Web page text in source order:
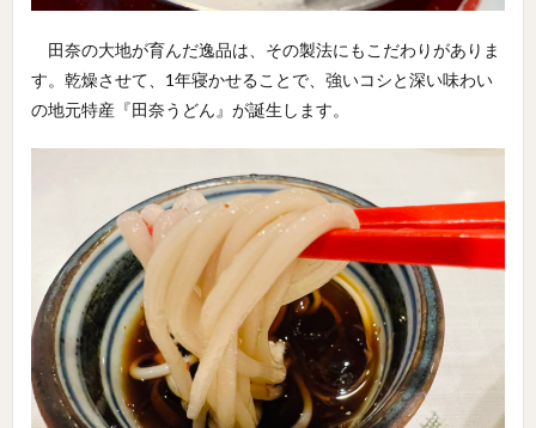
田奈の大地が育んだ逸品は、その製法にもこだわりがありま
す。乾燥させて、1年寝かせることで、強いコシと深い味わい
の地元特産『田奈うどん』が誕生します。